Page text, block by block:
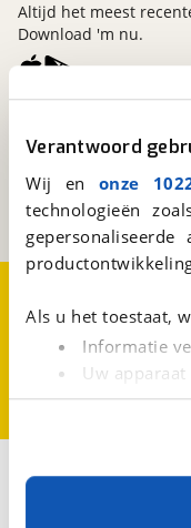
Verantwoord
Wij en onze
technologieën
Als u het toestaat,
Informatie
Uw
Lees meer over
Met cookies en
cookies zorgen
Kosterijland15
Een initiatief
BOVAG
Altijd het meest
Download 'm nu.
Cookievoorkeuren